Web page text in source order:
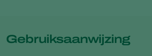
Gebruiksaanwijzing